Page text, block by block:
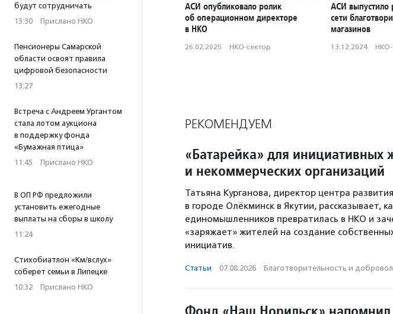
будут сотрудничать
13:30 · Прислано НКО
Пенсионеры Самарской
области освоят правила
цифровой безопасности
13:27
Встреча с Андреем Ургантом
стала лотом аукциона
в поддержку фонда
«Бумажная птица»
11:45 · Прислано НКО
В ОП РФ предложили
установить ежегодные
выплаты на сборы в школу
11:24
Стихобиатлон «Км/вслух»
соберет семьи в Липецке
10:32 · Прислано НКО
АСИ опубликовало ролик
об операционном директоре
в НКО
26.02.2025 · НКО-сектор
АСИ выпустило
сети
магазинов
13.12.2024 · НКО-
РЕКОМЕНДУЕМ
«Батарейка» для инициативных
и некоммерческих организаций
Татьяна Курганова, директор центра
в городе Олёкминск в Якутии, рассказывает,
единомышленников превратилась в НКО и
«заряжает» жителей на создание
инициатив.
Статьи · 07.08.2026 · Благотвори­тель­ность и